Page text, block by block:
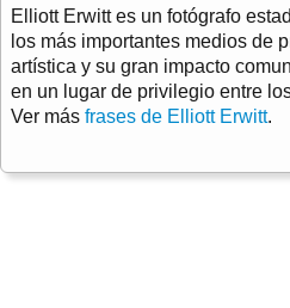
Elliott Erwitt es un fotógrafo
los más importantes medios de
artística y su gran impacto
en un lugar de privilegio entre
Ver más frases de Elliott Erwitt.